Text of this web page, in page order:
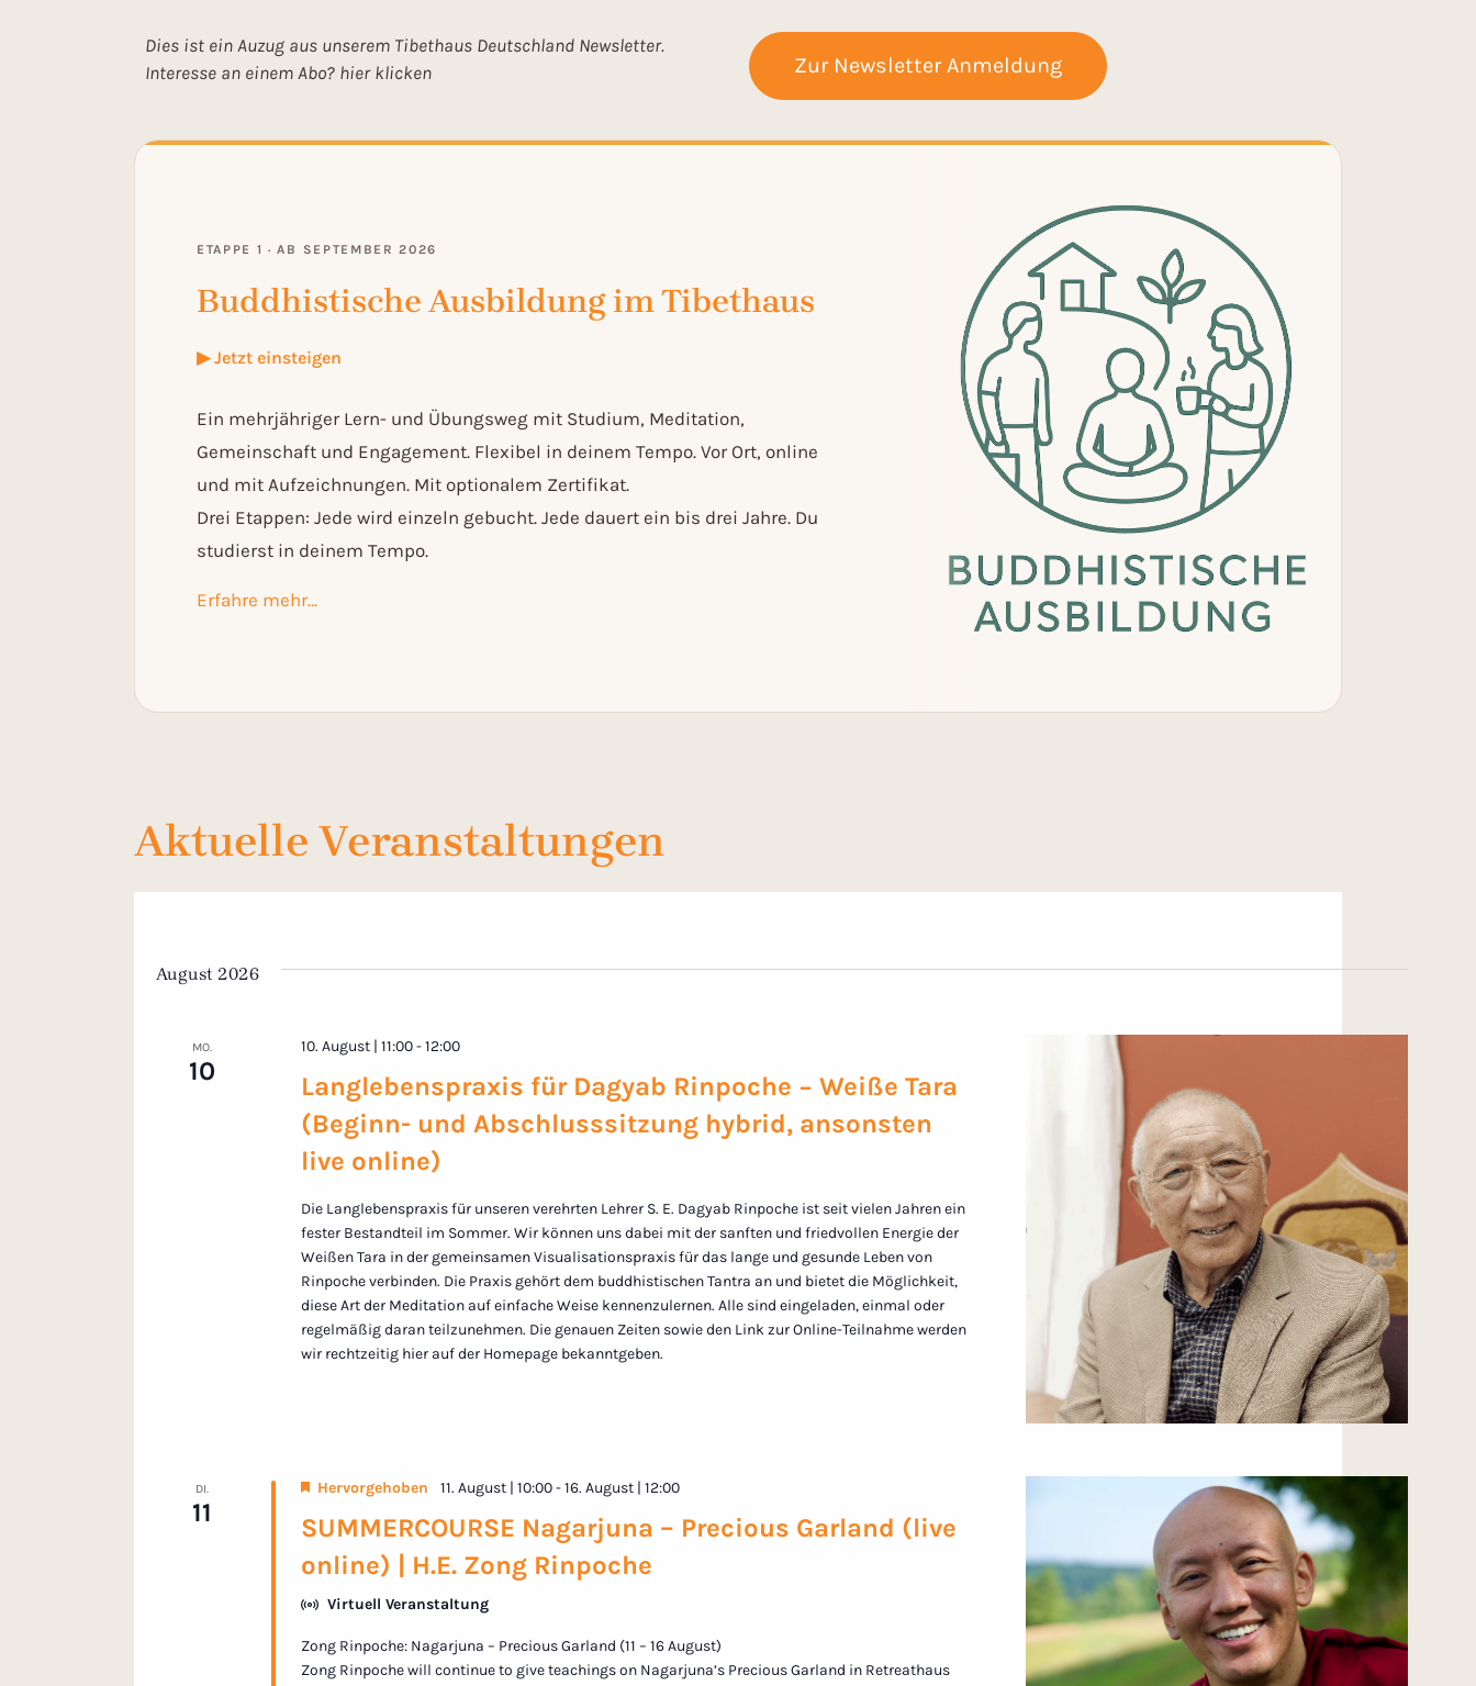
Dies ist ein Auzug aus unserem Tibethaus Deutschland Newsletter.
Interesse an einem Abo? hier klicken
Zur Newsletter Anmeldung
ETAPPE 1 · AB SEPTEMBER 2026
Buddhistische Ausbildung im Tibethaus
▶ Jetzt einsteigen
Ein mehrjähriger Lern- und Übungsweg mit Studium, Meditation,
Gemeinschaft und Engagement. Flexibel in deinem Tempo. Vor Ort, online
und mit Aufzeichnungen. Mit optionalem Zertifikat.
Drei Etappen: Jede wird einzeln gebucht. Jede dauert ein bis drei Jahre. Du
studierst in deinem Tempo.
Erfahre mehr...
Aktuelle Veranstaltungen
August 2026
MO.
10
Langlebenspraxis für Dagyab Rinpoche − Weiße Tara
(Beginn- und Abschlusssitzung hybrid, ansonsten
live online)
10. August | 11:00-12:00
Die Langlebenspraxis für unseren verehrten Lehrer S. E. Dagyab Rinpoche ist seit vielen Jahren ein
fester Bestandteil im Sommer. Wir können uns dabei mit der sanften und friedvollen Energie der
Weißen Tara in der gemeinsamen Visualisationspraxis für das lange und gesunde Leben von
Rinpoche verbinden. Die Praxis gehört dem buddhistischen Tantra an und bietet die Möglichkeit,
diese Art der Meditation auf einfache Weise kennenzulernen. Alle sind eingeladen, einmal oder
regelmäßig daran teilzunehmen. Die genauen Zeiten sowie den Link zur Online-Teilnahme werden
wir rechtzeitig hier auf der Homepage bekanntgeben.
DI.
11
SUMMERCOURSE Nagarjuna – Precious Garland (live
online) | H.E. Zong Rinpoche
Hervorgehoben 11. August | 10:00-16. August | 12:00
Virtuell Veranstaltung
Zong Rinpoche: Nagarjuna – Precious Garland (11 – 16 August)
Zong Rinpoche will continue to give teachings on Nagarjuna’s Precious Garland in Retreathaus